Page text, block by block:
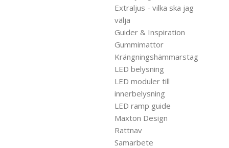
Extraljus - vilka ska jag
välja
Guider & Inspiration
Gummimattor
Krängningshämmarstag
LED belysning
LED moduler till
innerbelysning
LED ramp guide
Maxton Design
Rattnav
Samarbete